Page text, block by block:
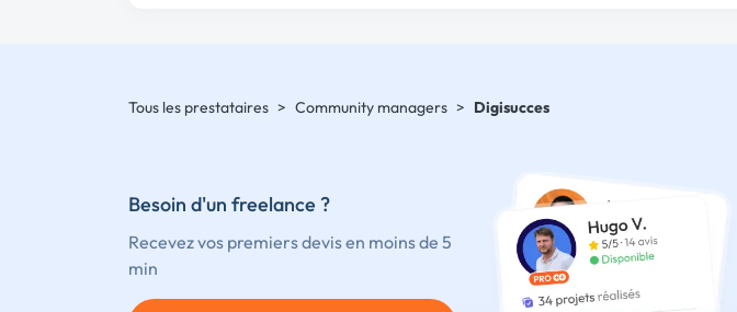
Tous les prestataires > Community managers > Digisucces
Besoin d'un freelance ?
Recevez vos premiers devis en moins de 5
min